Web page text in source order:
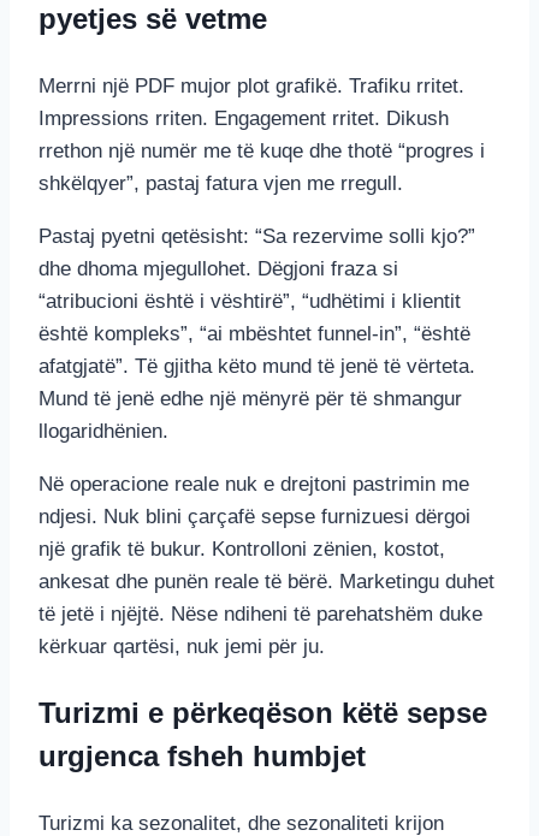
pyetjes së vetme
Merrni një PDF mujor plot grafikë. Trafiku rritet.
Impressions rriten. Engagement rritet. Dikush
rrethon një numër me të kuqe dhe thotë “progres i
shkëlqyer”, pastaj fatura vjen me rregull.
Pastaj pyetni qetësisht: “Sa rezervime solli kjo?”
dhe dhoma mjegullohet. Dëgjoni fraza si
“atribucioni është i vështirë”, “udhëtimi i klientit
është kompleks”, “ai mbështet funnel-in”, “është
afatgjatë”. Të gjitha këto mund të jenë të vërteta.
Mund të jenë edhe një mënyrë për të shmangur
llogaridhënien.
Në operacione reale nuk e drejtoni pastrimin me
ndjesi. Nuk blini çarçafë sepse furnizuesi dërgoi
një grafik të bukur. Kontrolloni zënien, kostot,
ankesat dhe punën reale të bërë. Marketingu duhet
të jetë i njëjtë. Nëse ndiheni të parehatshëm duke
kërkuar qartësi, nuk jemi për ju.
Turizmi e përkeqëson këtë sepse
urgjenca fsheh humbjet
Turizmi ka sezonalitet, dhe sezonaliteti krijon